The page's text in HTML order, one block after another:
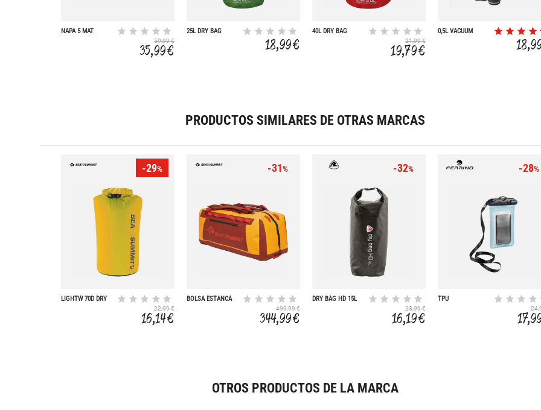
NAPA 5 MAT
59,99 €
35,99 €
25L DRY BAG
18,99 €
40L DRY BAG
21,99 €
19,79 €
0,5L VACUUM
PRODUCTOS SIMILARES DE OTRAS MARCAS
-29%
LIGHTW 70D DRY
22,99 €
16,14 €
-31%
BOLSA ESTANCA
499,99 €
344,99 €
-32%
DRY BAG HD 15L
23,99 €
16,19 €
-28%
TPU
OTROS PRODUCTOS DE LA MARCA